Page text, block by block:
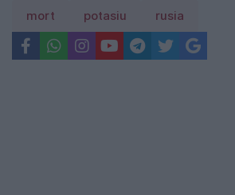
mort potasiu rusia